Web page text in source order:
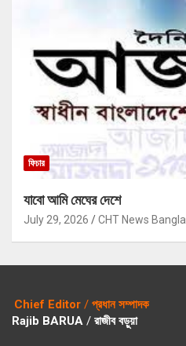
ফিচার
যাবো আমি মেঘের দেশে
July 29, 2026 CHT News Bangla
Chief Editor / প্রধান সম্পাদক
Rajib BARUA / রাজীব বড়ুয়া